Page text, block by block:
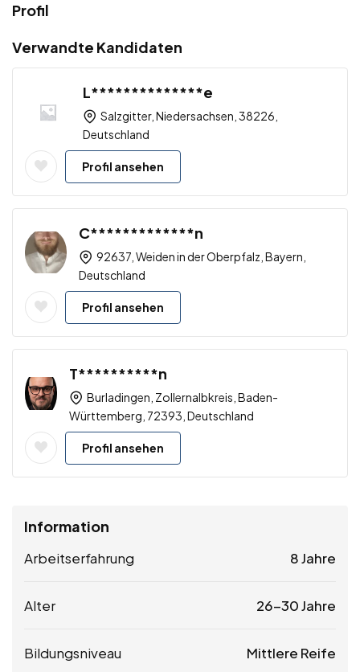
Profil
Verwandte Kandidaten
L**************e
Salzgitter, Niedersachsen, 38226,
Deutschland
Profil ansehen
C*************n
92637, Weiden in der Oberpfalz, Bayern,
Deutschland
Profil ansehen
T**********n
Burladingen, Zollernalbkreis, Baden-
Württemberg, 72393, Deutschland
Profil ansehen
Information
Arbeitserfahrung 8 Jahre
Alter 26-30 Jahre
Bildungsniveau Mittlere Reife